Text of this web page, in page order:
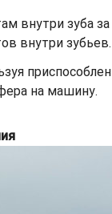
внутри зуба
внутри зубьев.
на машину.